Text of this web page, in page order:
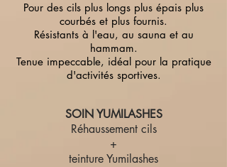
Pour des cils plus longs plus épais plus
courbés et plus fournis.
Résistants à l'eau, au sauna et au
hammam.
Tenue impeccable, idéal pour la pratique
d'activités sportives.
SOIN YUMILASHES
Réhaussement cils
+
teinture Yumilashes